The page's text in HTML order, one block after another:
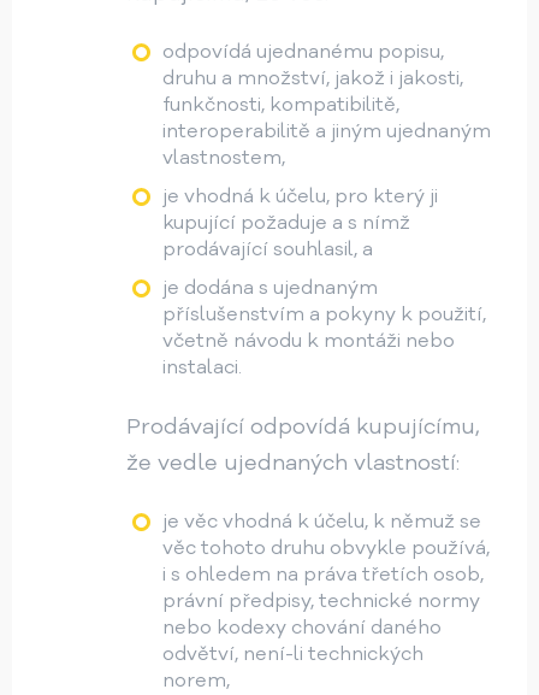
odpovídá ujednanému popisu,
druhu a množství, jakož i jakosti,
funkčnosti, kompatibilitě,
interoperabilitě a jiným ujednaným
vlastnostem,
je vhodná k účelu, pro který ji
kupující požaduje a s nímž
prodávající souhlasil, a
je dodána s ujednaným
příslušenstvím a pokyny k použití,
včetně návodu k montáži nebo
instalaci.
Prodávající odpovídá kupujícímu,
že vedle ujednaných vlastností:
je věc vhodná k účelu, k němuž se
věc tohoto druhu obvykle používá,
i s ohledem na práva třetích osob,
právní předpisy, technické normy
nebo kodexy chování daného
odvětví, není-li technických
norem,